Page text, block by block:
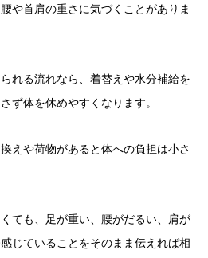
や首肩の重さに気づくことがありま
れる流れなら、着替えや水分補給を
ず体を休めやすくなります。
えや荷物があると体への負担は小さ
ても、足が重い、腰がだるい、肩が
じていることをそのまま伝えれば相